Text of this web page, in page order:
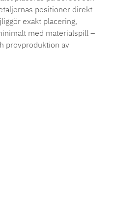
positioner direkt
exakt placering,
med materialspill –
provproduktion av